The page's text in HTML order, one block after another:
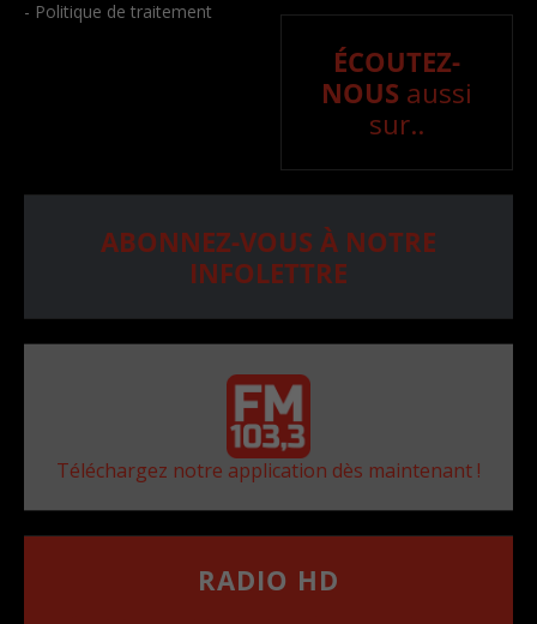
- Politique de traitement
ÉCOUTEZ-
NOUS aussi
sur..
ABONNEZ-VOUS À NOTRE
INFOLETTRE
Téléchargez notre application dès maintenant !
RADIO HD